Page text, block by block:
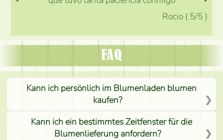
Rocio ( 5/5 )
FAQ
Kann ich persönlich im Blumenladen blumen
kaufen?
Kann ich ein bestimmtes Zeitfenster für die
Blumenlieferung anfordern?